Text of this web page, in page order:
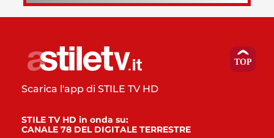
Scarica l'app di STILE TV HD
STILE TV HD in onda su:
CANALE 78 DEL DIGITALE TERRESTRE